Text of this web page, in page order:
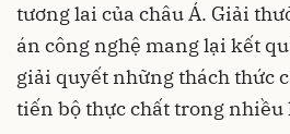
tương lai của châu Á. Giải
án công nghệ mang lại kết
giải quyết những thách thức
tiến bộ thực chất trong nhiều